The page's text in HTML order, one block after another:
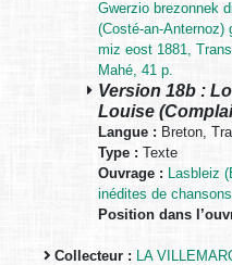
Gwerzio brezonnek
(Costé-an-Anternoz)
miz eost 1881,
Mahé, 41 p.
Version 18b :
Louise
Langue : Breton,
Type : Texte
Ouvrage : Lasbleiz
inédites de
Position dans
Collecteur : LA